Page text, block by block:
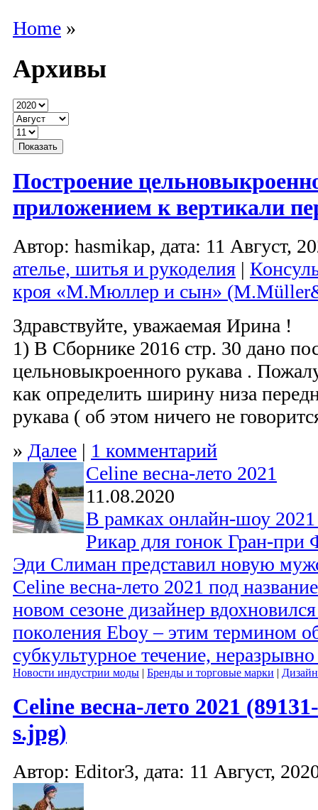
Home »
Архивы
Построение
приложением к вертикали
Автор: hasmikap, дата: 11 Август,
ателье, шитья и рукоделия |
кроя «М.Мюллер и сын»
Здравствуйте, уважаемая Ирина !
1) В Сборнике 2016 стр. 30 дано
цельновыкроенного рукава .
как определить ширину низа
рукава ( об этом ничего не
» Далее | 1 комментарий
Celine весна-лето 2021
11.08.2020
В рамках онлайн-шоу
Рикар для гонок Гран-
Эди Слиман представил новую
Celine весна-лето 2021 под
новом сезоне дизайнер
поколения Eboy ‒ этим термином
субкультурное течение,
Новости индустрии моды | Бренды и торговые марки |
Celine весна-лето 2021
s.jpg)
Автор: Editor3, дата: 11 Август,